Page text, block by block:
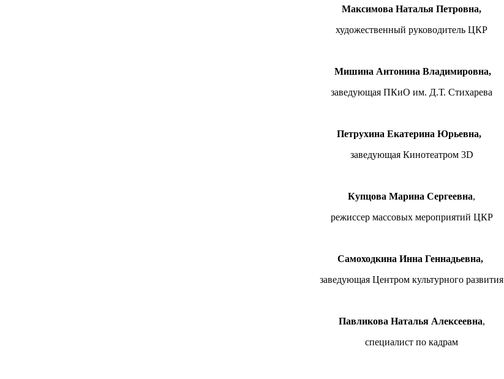
Максимова Наталья Петровна,
художественный руководитель ЦКР
Мишина Антонина Владимировна,
заведующая ПКиО им. Д.Т. Стихарева
Петрухина Екатерина Юрьевна,
заведующая Кинотеатром 3D
Купцова Марина Сергеевна,
режиссер массовых мероприятий ЦКР
Самоходкина Инна Геннадьевна,
заведующая Центром культурного развития
Павликова Наталья Алексеевна,
специалист по кадрам